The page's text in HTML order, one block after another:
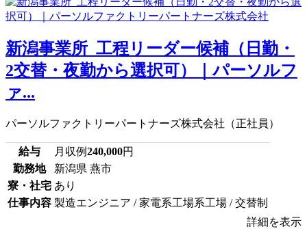
新潟事業所_工程リーダー候補（日勤・
2交替・夜勤から選択可）｜パーソルフ
ァ...
パーソルファクトリーパートナーズ株式会社（正社員）
給与 月収例240,000円
勤務地
新潟県 燕市
寮・社宅 あり
仕事内容 製造エンジニア / 家電系工場系工場 / 交替制
詳細を表示